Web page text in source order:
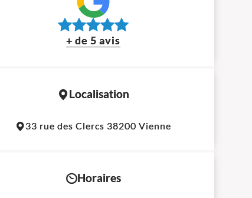
+ de 5 avis
Localisation
33 rue des Clercs 38200 Vienne
Horaires